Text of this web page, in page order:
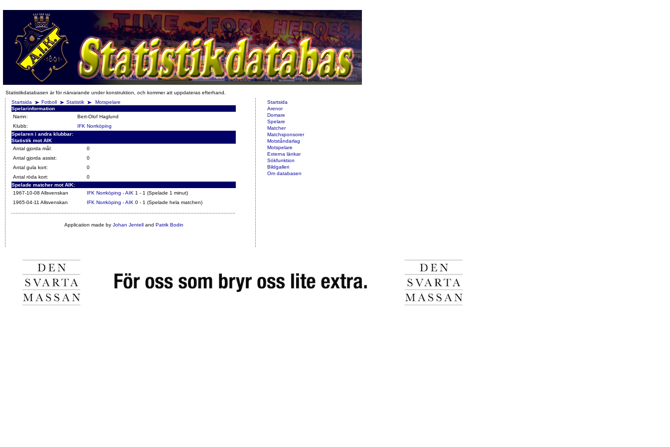
Statistikdatabasen är för närvarande under konstruktion, och kommer att uppdateras efterhand.
Startsida
Fotboll Statistik
Motspelare
Spelarinformation
Namn:
Bert-Olof Haglund
Klubb:
IFK Norrköping
Spelaren i andra klubbar:
Statistik mot AIK
Antal gjorda mål:
0
Antal gjorda assist:
0
Antal gula kort:
0
Antal röda kort:
0
Spelade matcher mot AIK:
1967-10-08 Allsvenskan
IFK Norrköping - AIK 1 - 1 (Spelade 1 minut)
1965-04-11 Allsvenskan
IFK Norrköping - AIK 0 - 1 (Spelade hela matchen)
Application made by Johan Jentelland Patrik Bodin
Startsida
Arenor
Domare
Spelare
Matcher
Matchsponsorer
Motståndarlag
Motspelare
Externa länkar
Sökfunktion
Bildgalleri
Om databasen